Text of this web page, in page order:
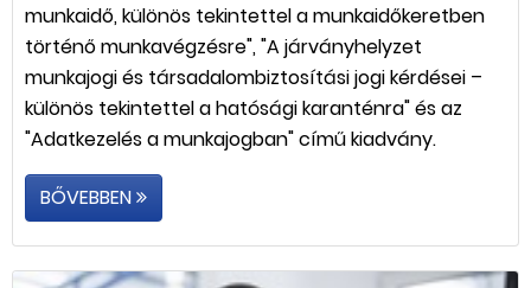
munkaidő, különös tekintettel a munkaidőkeretben
történő munkavégzésre", "A járványhelyzet
munkajogi és társadalombiztosítási jogi kérdései –
különös tekintettel a hatósági karanténra" és az
"Adatkezelés a munkajogban" című kiadvány.
BŐVEBBEN